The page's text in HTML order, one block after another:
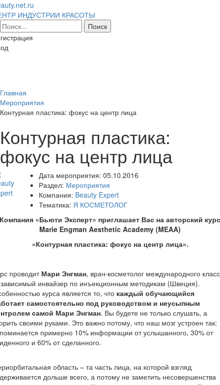
ИНДУСТРИИ КРАСОТЫ
Главная
Мероприятия
Контурная пластика: фокус на центр лица
Контурная пластика:
фокус на центр лица
Дата мероприятия: 05.10.2016
Раздел: Мероприятия
Компания: Beauty Expert
Тематика: Я КОСМЕТОЛОГ
Компания «Бьюти Эксперт» приглашает Вас на авторский курс
Marie Engman Aesthetic Academy (MEAA)
«Контурная пластика: фокус на центр лица».
проводит Мари Энгман, врач-косметолог международного
инвайзер по инъекционным методикам (Швеция).
курса является то, что каждый обучающийся
самостоятельно под руководством и неусыпным
самой Мари Энгман. Вы будете не только слушать, а
своими руками. Это важно потому, что наш мозг устроен так:
примерно 10% информации от услышанного, 30% от
и 60% от сделанного.
область – та часть лица, на которой взгляд
дольше всего, а потому не заметить несовершенства